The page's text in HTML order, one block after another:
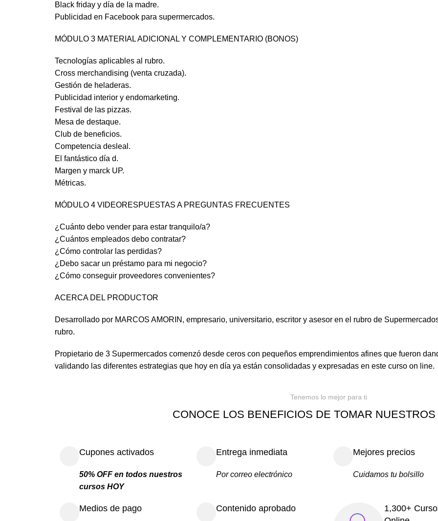
Black friday y día de la madre.
Publicidad en Facebook para supermercados.
MÓDULO 3 MATERIAL ADICIONAL Y COMPLEMENTARIO (BONOS)
Tecnologías aplicables al rubro.
Cross merchandising (venta cruzada).
Gestión de heladeras.
Publicidad interior y endomarketing.
Festival de las pizzas.
Mesa de destaque.
Club de beneficios.
Competencia desleal.
El fantástico día d.
Margen y marck UP.
Métricas.
MÓDULO 4 VIDEORESPUESTAS A PREGUNTAS FRECUENTES
¿Cuánto debo vender para estar tranquilo/a?
¿Cuántos empleados debo contratar?
¿Cómo controlar las perdidas?
¿Debo sacar un préstamo para mi negocio?
¿Cómo conseguir proveedores convenientes?
ACERCA DEL PRODUCTOR
Desarrollado por MARCOS AMORIN, empresario, universitario, escritor y asesor en el rubro de
rubro.
Propietario de 3 Supermercados comenzó desde ceros con pequeños emprendimientos afines que fueron
validando las diferentes estrategias que hoy en día ya están consolidadas y expresadas en este curso on line.
Tenemos lo mejor para ti
CONOCE LOS BENEFICIOS DE TOMAR
Cupones activados
50% OFF en todos nuestros
cursos HOY
Entrega inmediata
Por correo electrónico
Mejores precios
Cuidamos tu bolsillo
Medios de pago Contenido aprobado
1,300+